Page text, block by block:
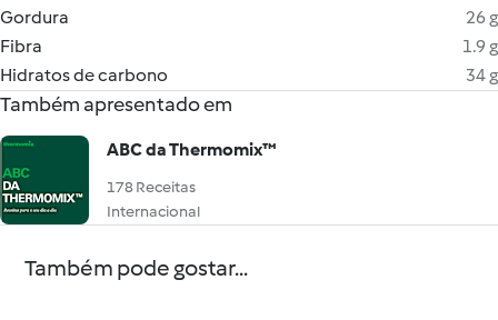
Gordura
26 g
Fibra
1.9 g
Hidratos de carbono
34 g
Também apresentado em
ABC da Thermomix™
178 Receitas
Internacional
Também pode gostar...